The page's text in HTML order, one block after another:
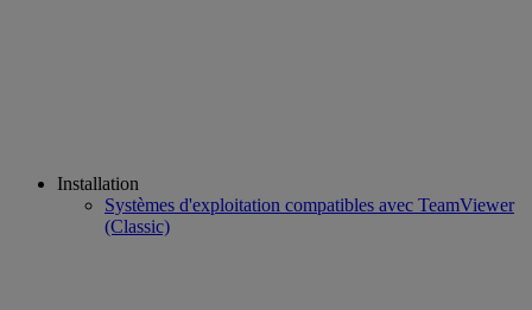
Installation
Systèmes d'exploitation compatibles avec TeamViewer
(Classic)